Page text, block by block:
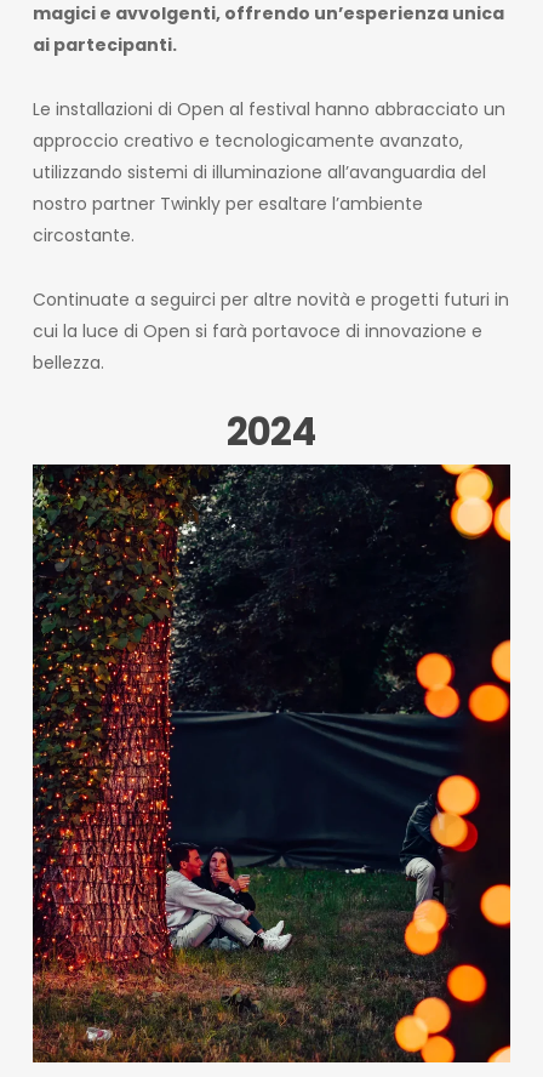
magici e avvolgenti, offrendo un’esperienza unica
ai partecipanti.
Le installazioni di Open al festival hanno abbracciato un
approccio creativo e tecnologicamente avanzato,
utilizzando sistemi di illuminazione all’avanguardia del
nostro partner Twinkly per esaltare l’ambiente
circostante.
Continuate a seguirci per altre novità e progetti futuri in
cui la luce di Open si farà portavoce di innovazione e
bellezza.
2024